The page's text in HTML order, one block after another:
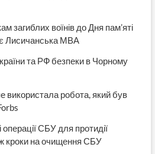
загиблих воїнів до Дня пам’яті
Лисичанська МВА
та РФ безпеки в Чорному
використала робота, який був
СБУ для протидії
кроки на очищення СБУ